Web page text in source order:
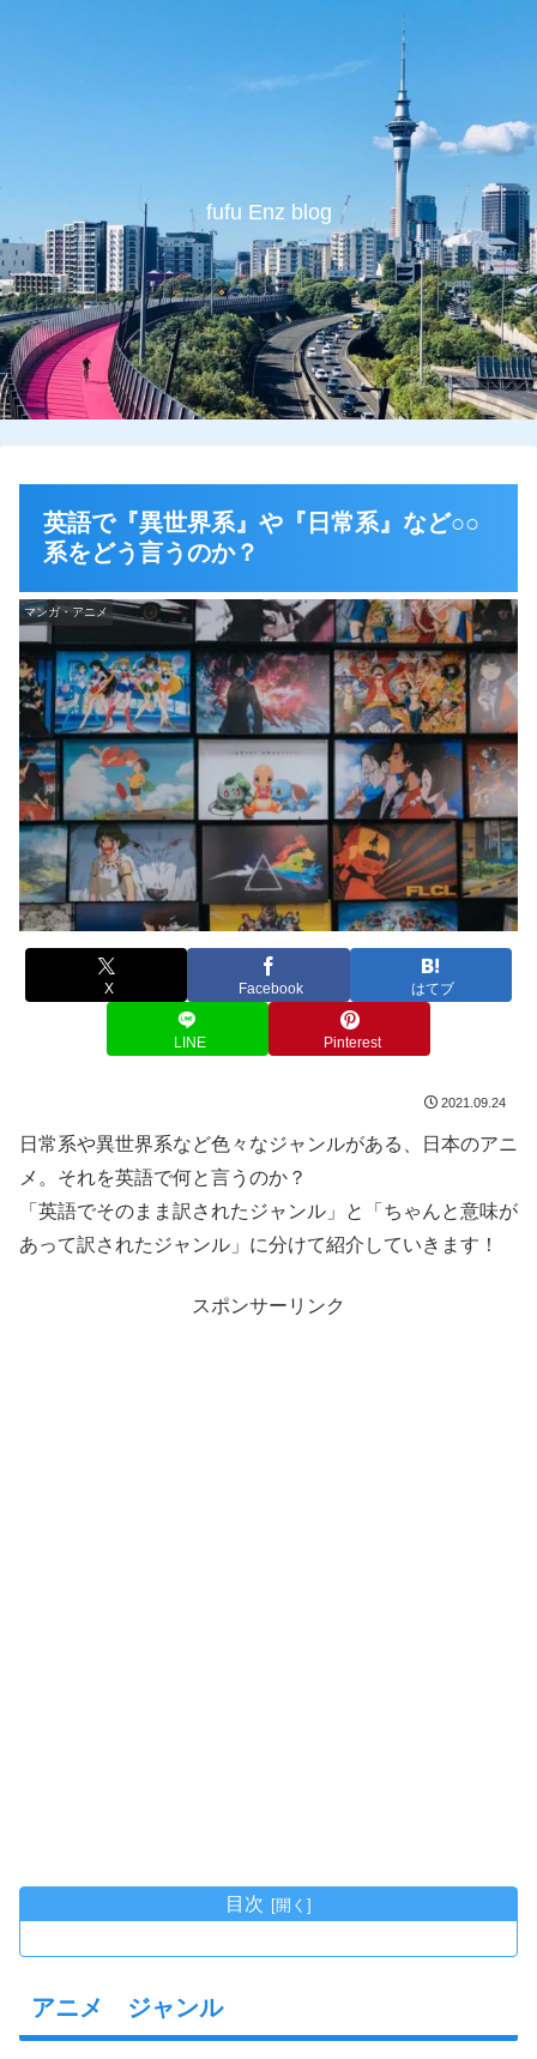
fufu Enz blog
英語で『異世界系』や『日常系』など○○
系をどう言うのか？
マンガ・アニメ
X Facebook はてブ
LINE Pinterest
2021.09.24
日常系や異世界系など色々なジャンルがある、日本のアニ
メ。それを英語で何と言うのか？
「英語でそのまま訳されたジャンル」と「ちゃんと意味が
あって訳されたジャンル」に分けて紹介していきます！
スポンサーリンク
目次
アニメ ジャンル